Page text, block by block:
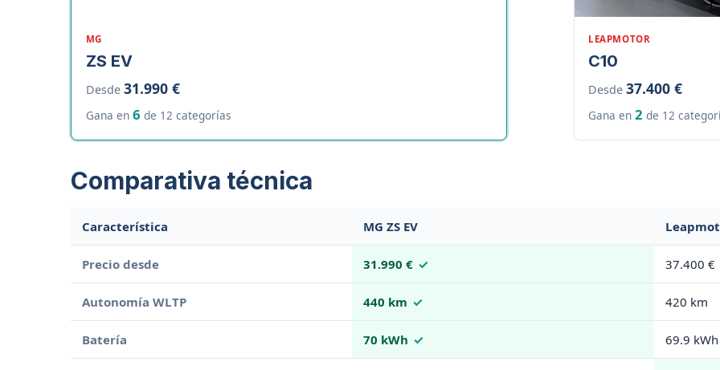
MG
ZS EV
Desde 31.990 €
Gana en 6 de 12 categorías
LEAPMOTOR
C10
Desde37.400 €
Gana en2 de 12
Comparativa técnica
Característica MG ZS EV
Precio desde 31.990 € 37.400 €
Autonomía WLTP 440 km 420 km
Batería 70 kWh 69.9 kWh